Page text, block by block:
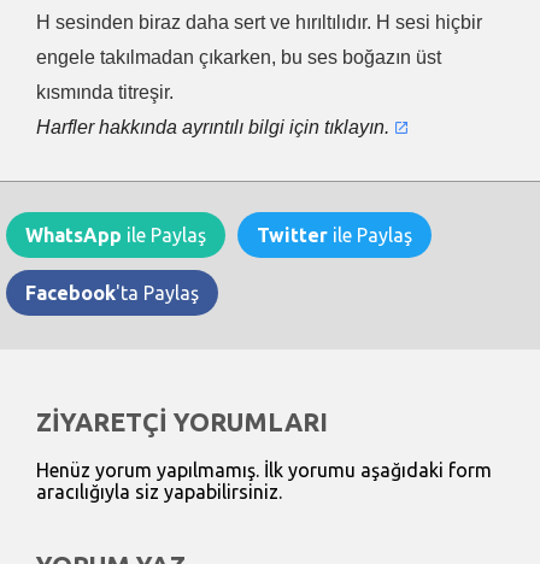
H sesinden biraz daha sert ve hırıltılıdır. H sesi hiçbir
engele takılmadan çıkarken, bu ses boğazın üst
kısmında titreşir.
Harfler hakkında ayrıntılı bilgi için tıklayın.
WhatsApp ile Paylaş Twitter ile Paylaş
Facebook'ta Paylaş
ZİYARETÇİ YORUMLARI
Henüz yorum yapılmamış. İlk yorumu aşağıdaki form
aracılığıyla siz yapabilirsiniz.